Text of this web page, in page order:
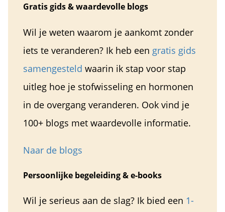
Gratis gids & waardevolle blogs
Wil je weten waarom je aankomt zonder
iets te veranderen? Ik heb een gratis gids
samengesteld waarin ik stap voor stap
uitleg hoe je stofwisseling en hormonen
in de overgang veranderen. Ook vind je
100+ blogs met waardevolle informatie.
Naar de blogs
Persoonlijke begeleiding & e-books
Wil je serieus aan de slag? Ik bied een 1-